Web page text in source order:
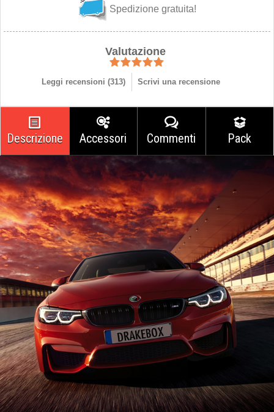
Spedizione gratuita!
Valutazione
Leggi recensioni (313) Scrivi una recensione
Descrizione Accessori Commenti Pack